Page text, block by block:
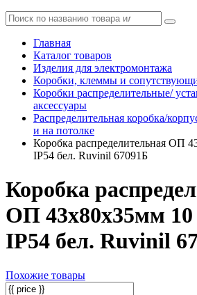
Главная
Каталог товаров
Изделия для электромонтажа
Коробки, клеммы и
Коробки распределительные/
аксессуары
Распределительная коробка/
и на потолке
Коробка распределительная ОП
IP54 бел. Ruvinil 67091Б
Коробка
ОП 43х80х35мм 10
IP54 бел. Ruvinil
Похожие товары